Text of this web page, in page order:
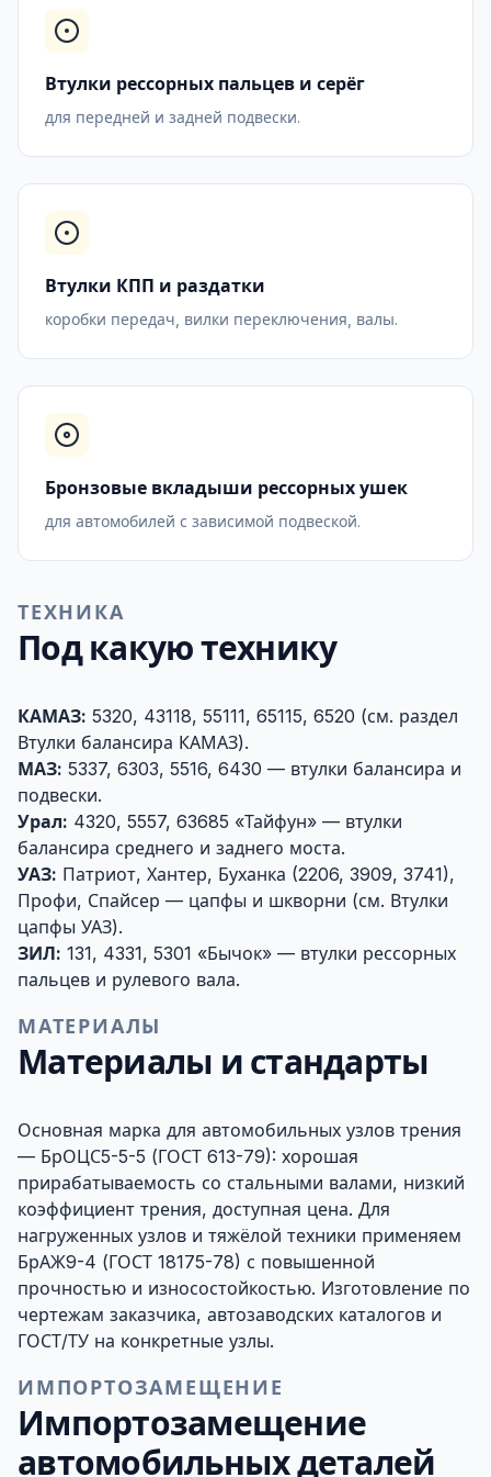
Втулки рессорных пальцев и серёг
для передней и задней подвески.
Втулки КПП и раздатки
коробки передач, вилки переключения, валы.
Бронзовые вкладыши рессорных ушек
для автомобилей с зависимой подвеской.
ТЕХНИКА
Под какую технику
КАМАЗ: 5320, 43118, 55111, 65115, 6520 (см. раздел
Втулки балансира КАМАЗ).
МАЗ: 5337, 6303, 5516, 6430 — втулки балансира и
подвески.
Урал: 4320, 5557, 63685 «Тайфун» — втулки
балансира среднего и заднего моста.
УАЗ: Патриот, Хантер, Буханка (2206, 3909, 3741),
Профи, Спайсер — цапфы и шкворни (см. Втулки
цапфы УАЗ).
ЗИЛ: 131, 4331, 5301 «Бычок» — втулки рессорных
пальцев и рулевого вала.
МАТЕРИАЛЫ
Материалы и стандарты
Основная марка для автомобильных узлов трения
— БрОЦС5-5-5 (ГОСТ 613-79): хорошая
прирабатываемость со стальными валами, низкий
коэффициент трения, доступная цена. Для
нагруженных узлов и тяжёлой техники применяем
БрАЖ9-4 (ГОСТ 18175-78) с повышенной
прочностью и износостойкостью. Изготовление по
чертежам заказчика, автозаводских каталогов и
ГОСТ/ТУ на конкретные узлы.
ИМПОРТОЗАМЕЩЕНИЕ
Импортозамещение
автомобильных деталей